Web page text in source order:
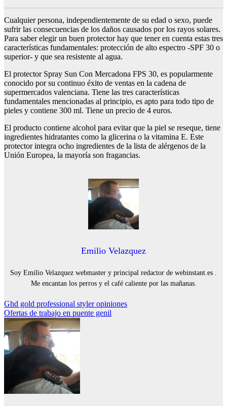
Cualquier persona, independientemente de su edad o sexo, puede
sufrir las consecuencias de los daños causados por los rayos solares.
Para saber elegir un buen protector hay que tener en cuenta estas tres
características fundamentales: protección de alto espectro -SPF 30 o
superior- y que sea resistente al agua.
El protector Spray Sun Con Mercadona FPS 30, es popularmente
conocido por su continuo éxito de ventas en la cadena de
supermercados valenciana. Tiene las tres características
fundamentales mencionadas al principio, es apto para todo tipo de
pieles y contiene 300 ml. Tiene un precio de 4 euros.
El producto contiene alcohol para evitar que la piel se reseque, tiene
ingredientes hidratantes como la glicerina o la vitamina E. Este
protector integra ocho ingredientes de la lista de alérgenos de la
Unión Europea, la mayoría son fragancias.
Emilio Velazquez
Soy Emilio Velazquez webmaster y principal redactor de webinstant.es .
Me encantan los perros y el café caliente por las mañanas.
Navegación
de
entradas
Ghd gold professional styler opiniones
Ofertas de trabajo en puente genil